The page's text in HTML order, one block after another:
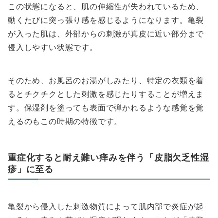
この状態になると、肌の伸縮性が失われているため、
動くたびに突っ張り感を感じるようになります。亀裂
が入った肌は、外部からの刺激が真皮に近い部分まで
侵入しやすい状態です。
そのため、お風呂のお湯がしみたり、特定の衣類を着
るとチクチクとした刺激を感じたりすることが増えま
す。保湿剤を塗っても表面で弾かれるような感覚を覚
えるのもこの時期の特徴です。
重症化すると耐え難い痒みを伴う「皮脂欠乏性湿
疹」に至る
亀裂から侵入した刺激物質によって肌内部で炎症が起